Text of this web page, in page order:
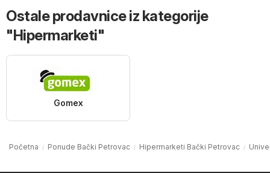
Ostale prodavnice iz kategorije
"Hipermarketi"
Gomex
Početna Ponude Bački Petrovac Hipermarketi Bački Petrovac